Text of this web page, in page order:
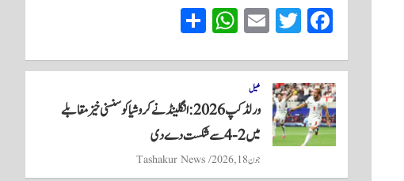
Fa
ce
bo
ok
T
wi
tte
r
E
m
ail
W
ha
ts
A
pp
re
کھیل
ورلڈ کپ 2026: انگلینڈ نے کروشیا کو سنسنی خیز مقابلے
میں 2-4 سے شکست دے دی
جون 18, 2026 Tashakur News